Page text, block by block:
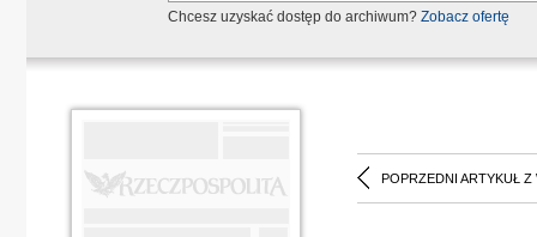
Chcesz uzyskać dostęp do archiwum? Zobacz ofertę
POPRZEDNI ARTYKUŁ Z